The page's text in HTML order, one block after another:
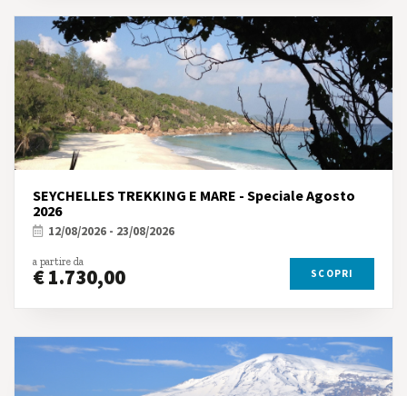
SEYCHELLES TREKKING E MARE - Speciale Agosto
2026
12/08/2026 - 23/08/2026
a partire da
€ 1.730,00 SCOPRI